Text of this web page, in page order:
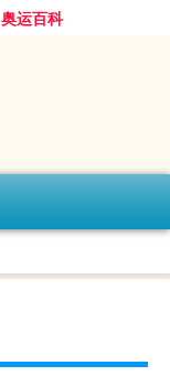
奥运百科